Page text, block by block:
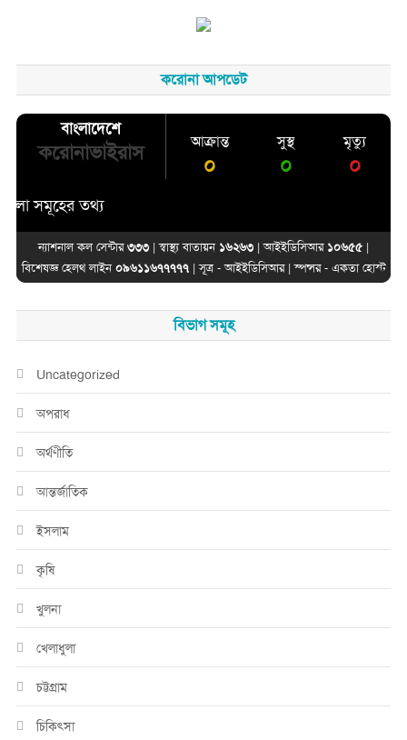
করোনা আপডেট
বাংলাদেশে
করোনাভাইরাস আক্রান্ত
০
সুস্থ
০
মৃত্যু
০
সমূহের তথ্য
ন্যাশনাল কল সেন্টার৩৩৩ | স্বাস্থ্য বাতায়ন ১৬২৬৩ | আইইডিসিআর ১০৬৫৫|
বিশেষজ্ঞ হেলথ লাইন ০৯৬১১৬৭৭৭৭৭| সূত্র -আইইডিসিআর| স্পন্সর - একতা হোস্ট
বিভাগ সমূহ
Uncategorized
অপরাধ
অর্থণীতি
আন্তর্জাতিক
ইসলাম
কৃষি
খুলনা
খেলাধুলা
চট্টগ্রাম
চিকিৎসা